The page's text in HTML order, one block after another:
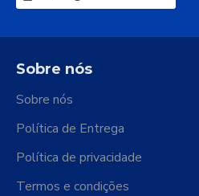
Sobre nós
Sobre nós
Política de Entrega
Política de privacidade
Termos e condições